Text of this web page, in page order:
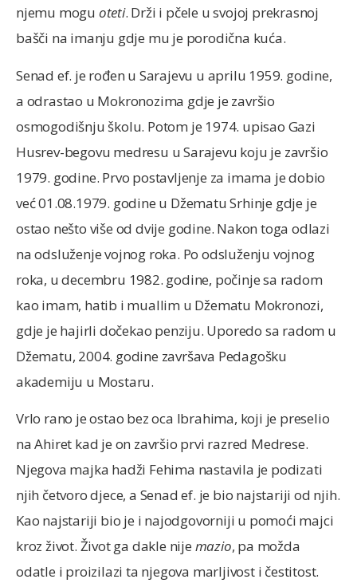
njemu mogu oteti. Drži i pčele u svojoj prekrasnoj
bašči na imanju gdje mu je porodična kuća.
Senad ef. je rođen u Sarajevu u aprilu 1959. godine,
a odrastao u Mokronozima gdje je završio
osmogodišnju školu. Potom je 1974. upisao Gazi
Husrev-begovu medresu u Sarajevu koju je završio
1979. godine. Prvo postavljenje za imama je dobio
već 01.08.1979. godine u Džematu Srhinje gdje je
ostao nešto više od dvije godine. Nakon toga odlazi
na odsluženje vojnog roka. Po odsluženju vojnog
roka, u decembru 1982. godine, počinje sa radom
kao imam, hatib i muallim u Džematu Mokronozi,
gdje je hajirli dočekao penziju. Uporedo sa radom u
Džematu, 2004. godine završava Pedagošku
akademiju u Mostaru.
Vrlo rano je ostao bez oca Ibrahima, koji je preselio
na Ahiret kad je on završio prvi razred Medrese.
Njegova majka hadži Fehima nastavila je podizati
njih četvoro djece, a Senad ef. je bio najstariji od njih.
Kao najstariji bio je i najodgovorniji u pomoći majci
kroz život. Život ga dakle nije mazio, pa možda
odatle i proizilazi ta njegova marljivost i čestitost.